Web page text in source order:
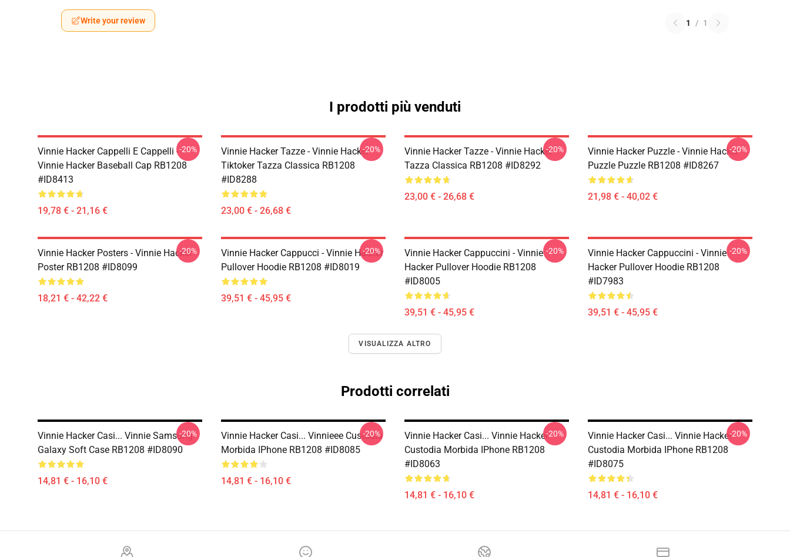
Write your review 1 / 1
I prodotti più venduti
Vinnie Hacker Cappelli E Cappelli -
Vinnie Hacker Baseball Cap RB1208
#ID8413
19,78 € - 21,16 €
-20%
Vinnie Hacker Tazze - Vinnie Hacker
Tiktoker Tazza Classica RB1208
#ID8288
23,00 € - 26,68 €
-20%
Vinnie Hacker Tazze - Vinnie Hacker
Tazza Classica RB1208 #ID8292
23,00 € - 26,68 €
-20%
Vinnie Hacker Puzzle - Vinnie Hacker
Puzzle Puzzle RB1208 #ID8267
21,98 € - 40,02 €
-20%
Vinnie Hacker Posters - Vinnie Hacker
Poster RB1208 #ID8099
18,21 € - 42,22 €
-20%
Vinnie Hacker Cappucci - Vinnie Hacker
Pullover Hoodie RB1208 #ID8019
39,51 € - 45,95 €
-20%
Vinnie Hacker Cappuccini - Vinnie
Hacker Pullover Hoodie RB1208
#ID8005
39,51 € - 45,95 €
-20%
Vinnie Hacker Cappuccini - Vinnie
Hacker Pullover Hoodie RB1208
#ID7983
39,51 € - 45,95 €
-20%
VISUALIZZA ALTRO
Prodotti correlati
Vinnie Hacker Casi... Vinnie Samsung
Galaxy Soft Case RB1208 #ID8090
14,81 € - 16,10 €
-20%
Vinnie Hacker Casi... Vinnieee Custodia
Morbida IPhone RB1208 #ID8085
14,81 € - 16,10 €
-20%
Vinnie Hacker Casi... Vinnie Hacker
Custodia Morbida IPhone RB1208
#ID8063
14,81 € - 16,10 €
-20%
Vinnie Hacker Casi... Vinnie Hacker
Custodia Morbida IPhone RB1208
#ID8075
14,81 € - 16,10 €
-20%